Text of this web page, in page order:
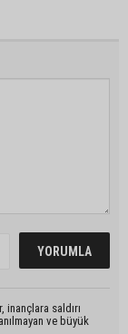
saldırı
ve büyük